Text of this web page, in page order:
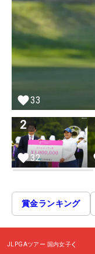
33
2
32
賞金ランキング
JLPGAツアー 国内女子